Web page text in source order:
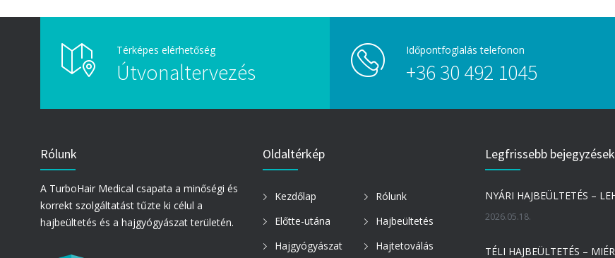
Térképes elérhetőség
Útvonaltervezés
Időpontfoglalás telefonon
+36 30 492 1045
Rólunk
A TurboHair Medical csapata a minőségi és
korrekt szolgáltatást tűzte ki célul a
hajbeültetés és a hajgyógyászat területén.
Oldaltérkép
Kezdőlap
Rólunk
Előtte-utána
Hajbeültetés
Hajgyógyászat
Hajtetoválás
Legfrissebb bejegyzések
2026.05.18.